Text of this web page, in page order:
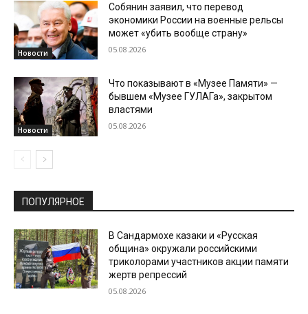
Новости
Собянин заявил, что перевод
экономики России на военные рельсы
может «убить вообще страну»
05.08.2026
Новости
Что показывают в «Музее Памяти» —
бывшем «Музее ГУЛАГа», закрытом
властями
05.08.2026
ПОПУЛЯРНОЕ
В Сандармохе казаки и «Русская
община» окружали российскими
триколорами участников акции памяти
жертв репрессий
05.08.2026